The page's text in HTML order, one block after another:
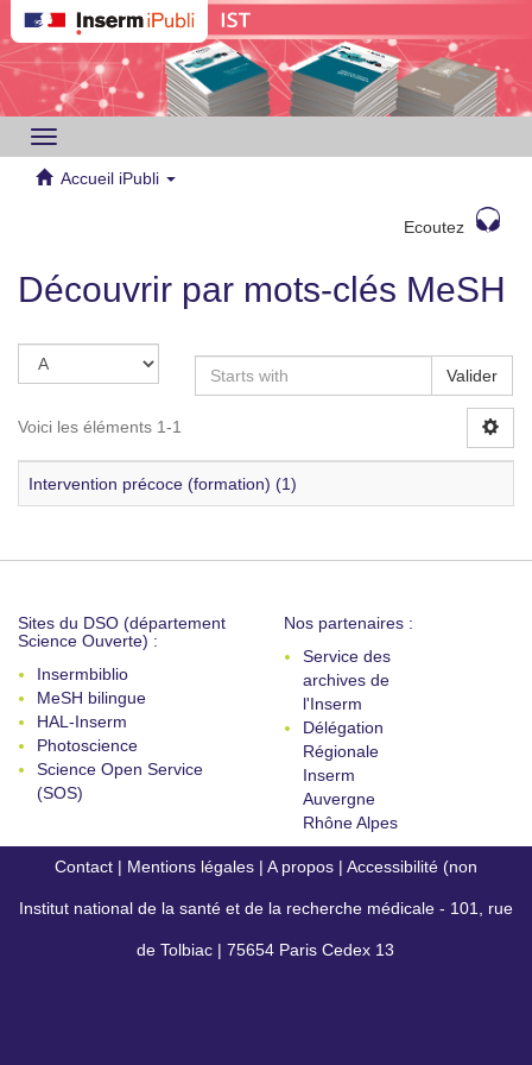
Toggle
navigation
Accueil iPubli
Ecoutez
Découvrir par mots-clés MeSH
Valider
Voici les éléments 1-1
Intervention précoce (formation) (1)
Sites du DSO (département
Science Ouverte) :
Insermbiblio
MeSH bilingue
HAL-Inserm
Photoscience
Science Open Service
(SOS)
Nos partenaires :
Service des
archives de
l'Inserm
Délégation
Régionale
Inserm
Auvergne
Rhône Alpes
Contact | Mentions légales | A propos | Accessibilité (non
conforme)
Institut national de la santé et de la recherche médicale - 101, rue
de Tolbiac | 75654 Paris Cedex 13